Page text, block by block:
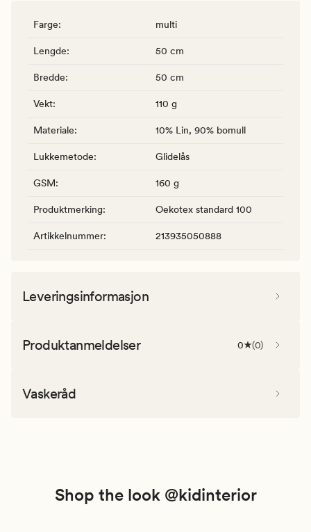
Farge: multi
Lengde: 50 cm
Bredde: 50 cm
Vekt: 110 g
Materiale: 10% Lin, 90% bomull
Lukkemetode: Glidelås
GSM: 160 g
Produktmerking: Oekotex standard 100
Artikkelnummer: 213935050888
Leveringsinformasjon
Produktanmeldelser 0 (0)
Vaskeråd
Shop the look @kidinterior